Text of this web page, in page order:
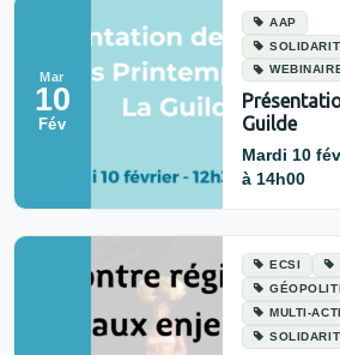
Mar
10
Fév
AAP
Guilde
Mardi 10
à 14h00
ECSI
MULTI-